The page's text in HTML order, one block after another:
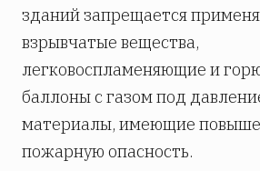
зданий запрещается
взрывчатые вещества,
легковоспламеняющие и
баллоны с газом под
материалы, имеющие
пожарную опасность.